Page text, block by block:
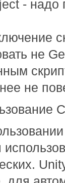
- надо
не
не